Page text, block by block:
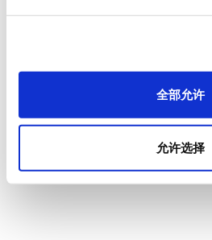
全部允许
允许选择